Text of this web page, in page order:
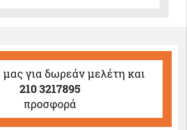
μας
210 3217895
για δωρεάν μελέτη και
προσφορά